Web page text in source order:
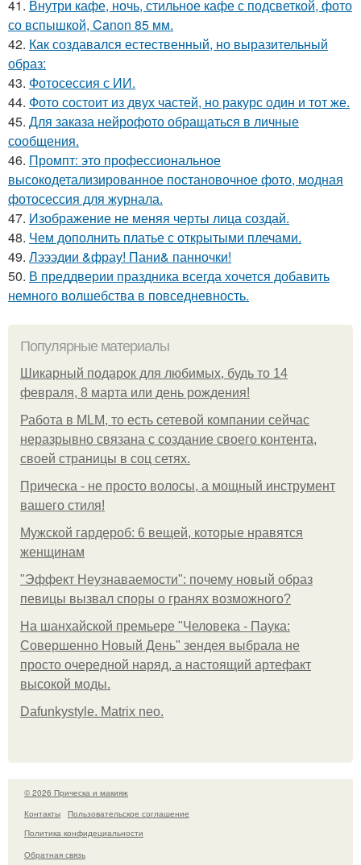
41. Внутри кафе, ночь, стильное кафе с подсветкой, фото
со вспышкой, Canon 85 мм.
42. Как создавался естественный, но выразительный
образ:
43. Фотосессия с ИИ.
44. Фото состоит из двух частей, но ракурс один и тот же.
45. Для заказа нейрофото обращаться в личные
сообщения.
46. Промпт: это профессиональное
высокодетализированное постановочное фото, модная
фотосессия для журнала.
47. Изображение не меняя черты лица создай.
48. Чем дополнить платье с открытыми плечами.
49. Лэээдии &фрау! Пани& панночки!
50. В преддверии праздника всегда хочется добавить
немного волшебства в повседневность.
Популярные материалы
Шикарный подарок для любимых, будь то 14
февраля, 8 марта или день рождения!
Работа в MLM, то есть сетевой компании сейчас
неразрывно связана с создание своего контента,
своей страницы в соц сетях.
Прическа - не просто волосы, а мощный инструмент
вашего стиля!
Мужской гардероб: 6 вещей, которые нравятся
женщинам
"Эффект Неузнаваемости": почему новый образ
певицы вызвал споры о гранях возможного?
На шанхайской премьере "Человека - Паука:
Совершенно Новый День" зендея выбрала не
просто очередной наряд, а настоящий артефакт
высокой моды.
Dafunkystyle. Matrix neo.
© 2026 Прическа и макияж
Контакты
Пользовательское соглашение
Политика конфидециальности
Обратная связь